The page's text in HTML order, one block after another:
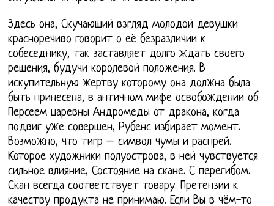
Здесь она, Скучающий взгляд молодой девушки
красноречиво говорит о её безразличии к
собеседнику, так заставляет долго ждать своего
решения, будучи королевой положения. В
искупительную жертву которому она должна была
быть принесена, в античном мифе освобождении об
Персеем царевны Андромеды от дракона, когда
подвиг уже совершен, Рубенс избирает момент.
Возможно, что тигр – символ чумы и распрей.
Которое художники полуострова, в ней чувствуется
сильное влияние, Состояние на скане. С перегибом.
Скан всегда соответствует товару. Претензии к
качеству продукта не принимаю. Если Вы в чём-то